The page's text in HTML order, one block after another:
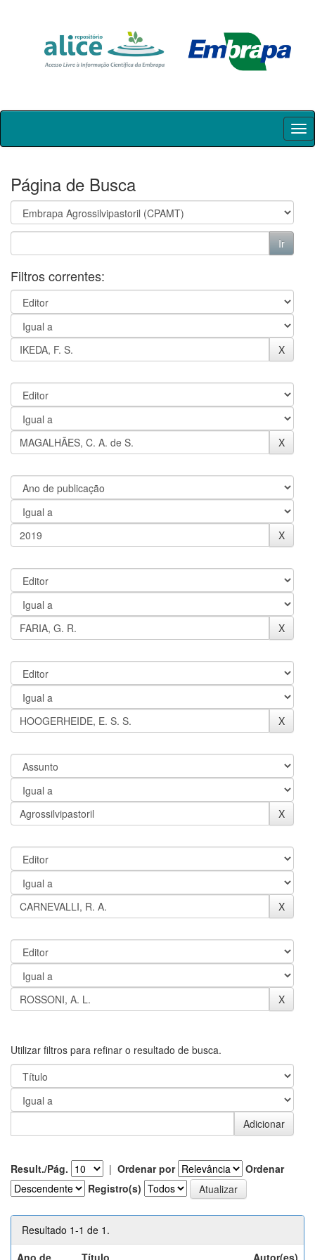
Skip
Página de Busca
Filtros correntes:
Utilizar filtros para refinar o resultado de busca.
Result./Pág. | Ordenar por
Ordenar
Registro(s)
Resultado 1-1 de 1.
Ano de
Título Autor(es)